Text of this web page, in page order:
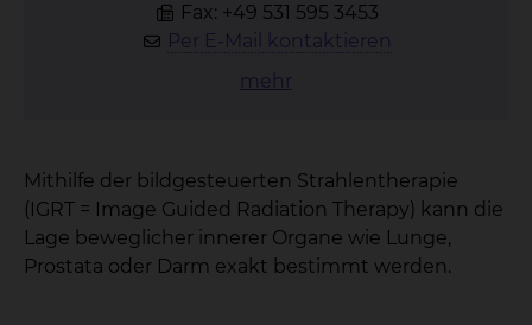
Fax: +49 531 595 3453
Per E-Mail kontaktieren
mehr
Mithilfe der bildgesteuerten Strahlentherapie
(IGRT = Image Guided Radiation Therapy) kann die
Lage beweglicher innerer Organe wie Lunge,
Prostata oder Darm exakt bestimmt werden.